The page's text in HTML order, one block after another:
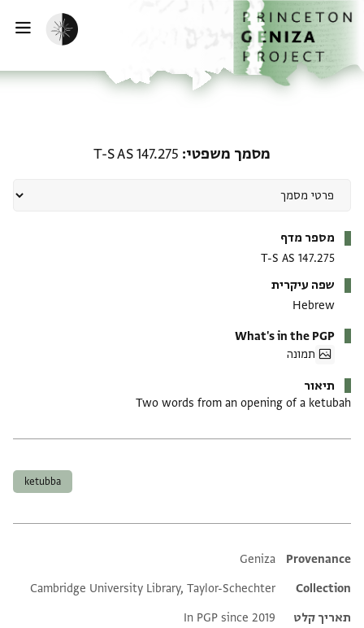
לתוכןהבית
הפעלת מצב כהה
מסמך משפטי T-S AS 147.275
מספר מדף
T-S AS 147.275
שפה עיקרית
Hebrew
What's in the PGP
תמונה
תיאור
Two words from an opening of a ketubah
ketubba
Additional metadata
Provenance
Geniza
Collection
Cambridge University Library, Taylor-Schechter
תאריך קלט
In PGP since 2019